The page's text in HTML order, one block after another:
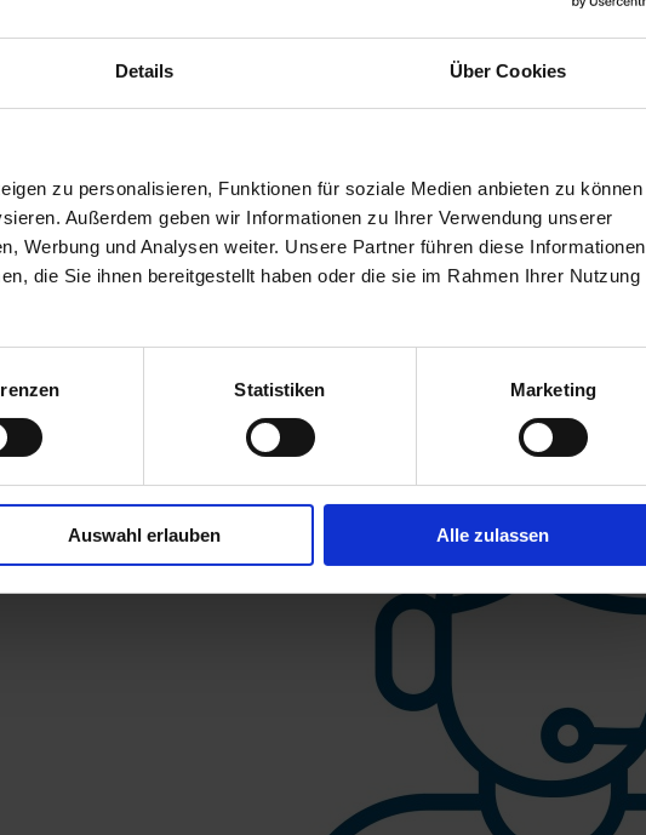
Details Über Cookies
zu personalisieren, Funktionen für soziale Medien anbieten zu können
Außerdem geben wir Informationen zu Ihrer Verwendung unserer
Werbung und Analysen weiter. Unsere Partner führen diese Informationen
die Sie ihnen bereitgestellt haben oder die sie im Rahmen Ihrer Nutzung
Statistiken Marketing
Auswahl erlauben Alle zulassen